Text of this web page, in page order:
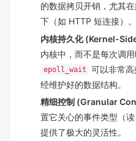
的数据拷贝开销，尤其
下（如 HTTP 短连接）。
内核持久化 (Kernel-
内核中，而不是每次调
epoll_wait
可以非常
经维护好的数据结构。
精细控制 (Granular
置它关心的事件类型（
提供了极大的灵活性。